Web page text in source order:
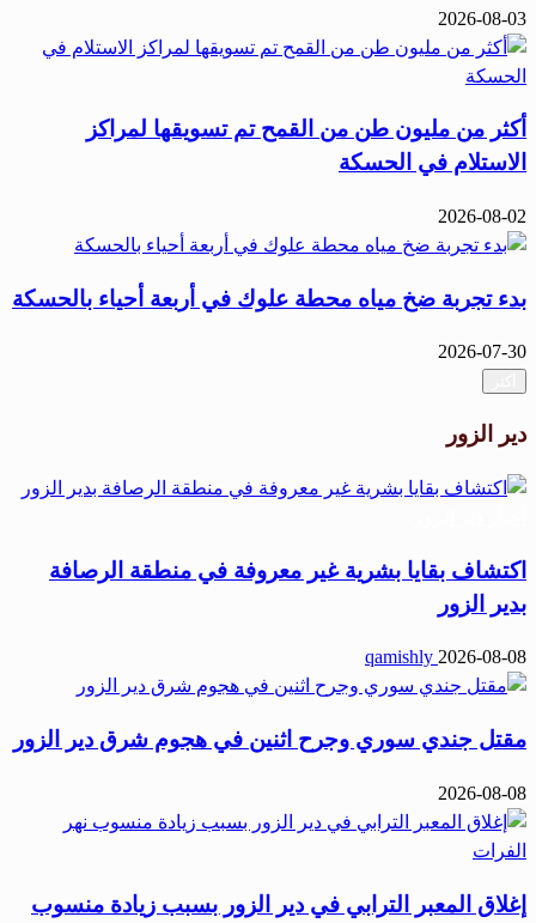
2026-08-03
أكثر من مليون طن من القمح تم تسويقها لمراكز
الاستلام في الحسكة
2026-08-02
بدء تجربة ضخ مياه محطة علوك في أربعة أحياء بالحسكة
2026-07-30
دير الزور
اكتشاف بقايا بشرية غير معروفة في منطقة الرصافة
بدير الزور
qamishly 2026-08-08
مقتل جندي سوري وجرح اثنين في هجوم شرق دير الزور
2026-08-08
إغلاق المعبر الترابي في دير الزور بسبب زيادة منسوب